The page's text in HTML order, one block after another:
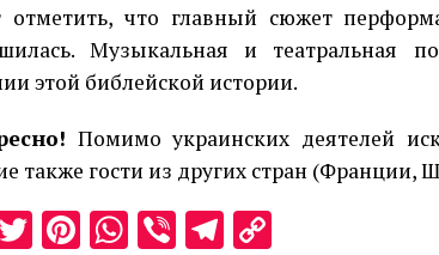
отметить, что главный сюжет
Музыкальная и театральная
этой библейской истории.
Помимо украинских деятелей
также гости из других стран (Франции,
Twitter
Pinterest
WhatsApp
ViberTelegram